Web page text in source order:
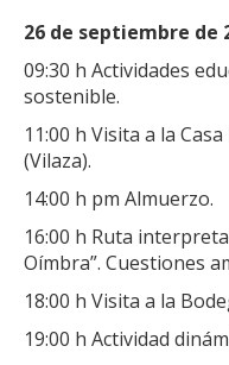
26 de septiembre de
09:30 h Actividades
sostenible.
11:00 h Visita a la
(Vilaza).
14:00 h pm Almuerzo.
16:00 h Ruta
Oímbra”. Cuestiones
18:00 h Visita a la
19:00 h Actividad